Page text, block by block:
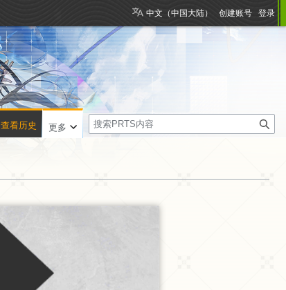
中文（中国大陆） 创建账号 登录
查看历史 更多
搜
索